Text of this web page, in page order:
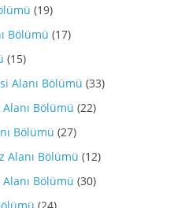
(19)
Bölümü (17)
(15)
Alanı Bölümü (33)
Bölümü (22)
Bölümü (27)
Alanı Bölümü (12)
Bölümü (30)